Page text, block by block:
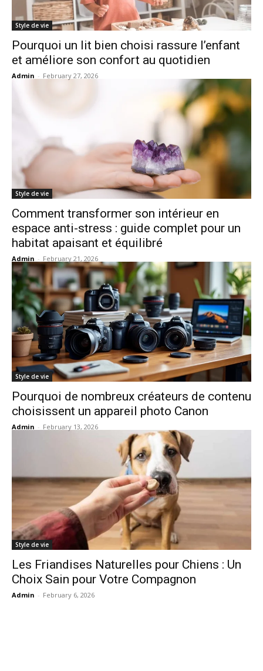
Style de vie
Pourquoi un lit bien choisi rassure l’enfant
et améliore son confort au quotidien
Admin - February 27, 2026
Style de vie
Comment transformer son intérieur en
espace anti-stress : guide complet pour un
habitat apaisant et équilibré
Admin - February 21, 2026
Style de vie
Pourquoi de nombreux créateurs de contenu
choisissent un appareil photo Canon
Admin - February 13, 2026
Style de vie
Les Friandises Naturelles pour Chiens : Un
Choix Sain pour Votre Compagnon
Admin - February 6, 2026